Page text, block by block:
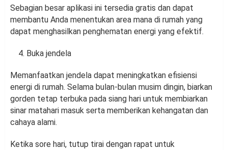
Sebagian besar aplikasi ini tersedia gratis dan dapat
membantu Anda menentukan area mana di rumah yang
dapat menghasilkan penghematan energi yang efektif.
Buka jendela
Memanfaatkan jendela dapat meningkatkan efisiensi
energi di rumah. Selama bulan-bulan musim dingin, biarkan
gorden tetap terbuka pada siang hari untuk membiarkan
sinar matahari masuk serta memberikan kehangatan dan
cahaya alami.
Ketika sore hari, tutup tirai dengan rapat untuk